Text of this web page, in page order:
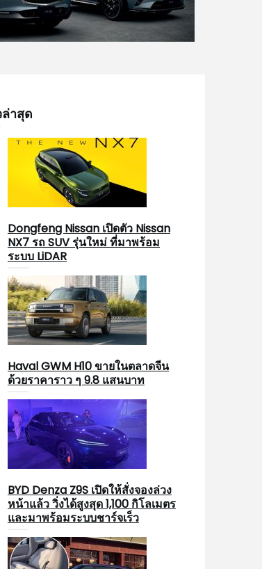
าสุด
Dongfeng Nissan เปิดตัว Nissan
NX7 รถ SUV รุ่นใหม่ ที่มาพร้อม
ระบบ LiDAR
Haval GWM H10 ขายในตลาดจีน
ด้วยราคาราว ๆ 9.8 แสนบาท
BYD Denza Z9S เปิดให้สั่งจองล่วง
หน้าแล้ว วิ่งได้สูงสุด 1,100 กิโลเมตร
และมาพร้อมระบบชาร์จเร็ว